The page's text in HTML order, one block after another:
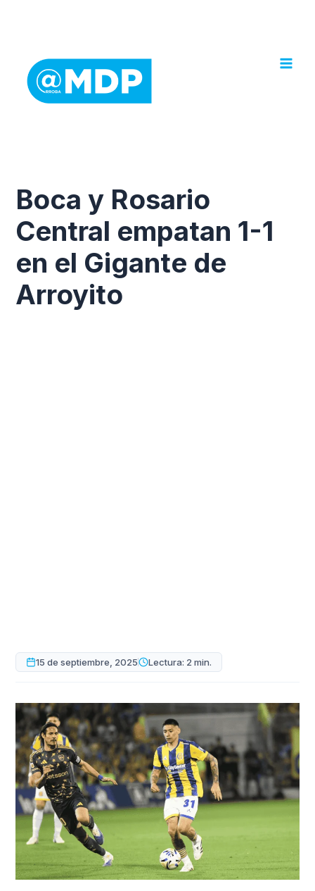
Boca y Rosario
Central empatan 1-1
en el Gigante de
Arroyito
15 de septiembre, 2025 Lectura: 2 min.